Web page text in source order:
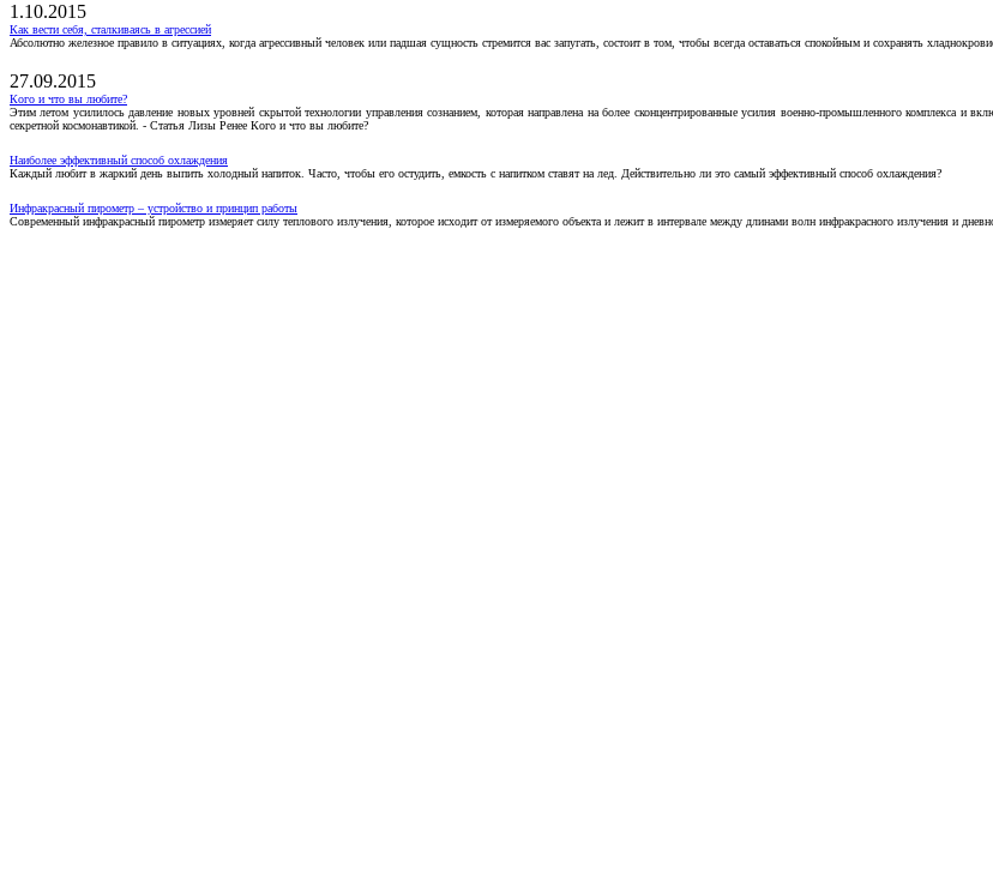
1.10.2015
Как вести себя, сталкиваясь в агрессией
Абсолютно железное правило в ситуациях, когда агрессивный человек или падшая сущность стремится вас запугать, состоит в том, чтобы всегда оставаться спокойным и сохранять
27.09.2015
Кого и что вы любите?
Этим летом усилилось давление новых уровней скрытой технологии управления сознанием, которая направлена на более сконцентрированные усилия военно-промышленного комплекса и
секретной космонавтикой. - Статья Лизы Ренее Кого и что вы любите?
Наиболее эффективный способ охлаждения
Каждый любит в жаркий день выпить холодный напиток. Часто, чтобы его остудить, емкость с напитком ставят на лед. Действительно ли это самый эффективный способ охлаждения?
Инфракрасный пирометр – устройство и принцип работы
Современный инфракрасный пирометр измеряет силу теплового излучения, которое исходит от измеряемого объекта и лежит в интервале между длинами волн инфракрасного излучения и